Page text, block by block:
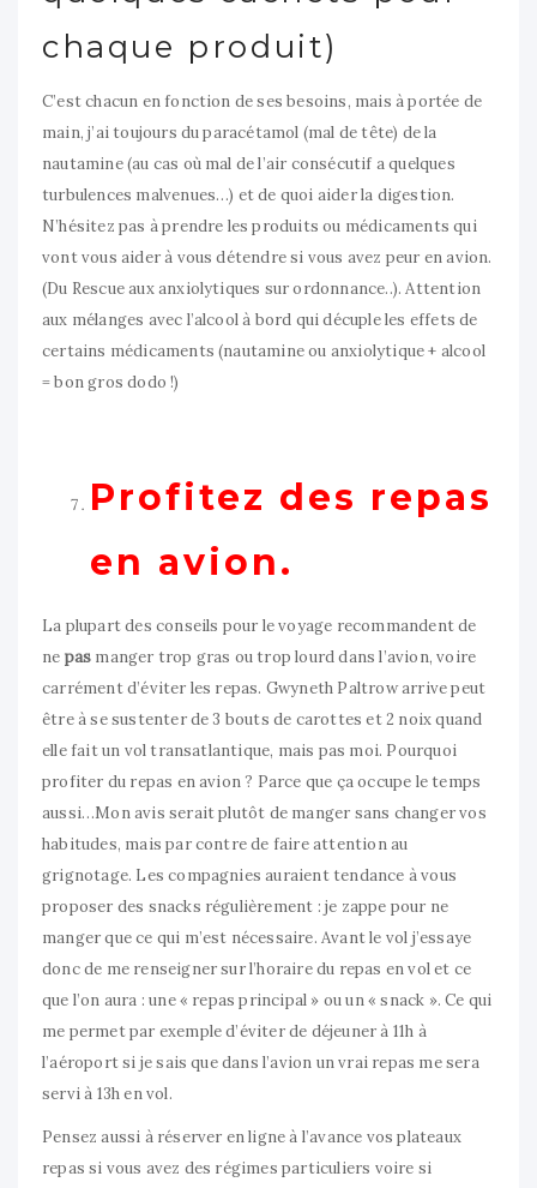
chaque produit)
C’est chacun en fonction de ses besoins, mais à portée de
main, j’ai toujours du paracétamol (mal de tête) de la
nautamine (au cas où mal de l’air consécutif a quelques
turbulences malvenues…) et de quoi aider la digestion.
N’hésitez pas à prendre les produits ou médicaments qui
vont vous aider à vous détendre si vous avez peur en avion.
(Du Rescue aux anxiolytiques sur ordonnance..). Attention
aux mélanges avec l’alcool à bord qui décuple les effets de
certains médicaments (nautamine ou anxiolytique + alcool
= bon gros dodo !)
Profitez des repas
en avion.
La plupart des conseils pour le voyage recommandent de
ne pas manger trop gras ou trop lourd dans l’avion, voire
carrément d’éviter les repas. Gwyneth Paltrow arrive peut
être à se sustenter de 3 bouts de carottes et 2 noix quand
elle fait un vol transatlantique, mais pas moi. Pourquoi
profiter du repas en avion ? Parce que ça occupe le temps
aussi…Mon avis serait plutôt de manger sans changer vos
habitudes, mais par contre de faire attention au
grignotage. Les compagnies auraient tendance à vous
proposer des snacks régulièrement : je zappe pour ne
manger que ce qui m’est nécessaire. Avant le vol j’essaye
donc de me renseigner sur l’horaire du repas en vol et ce
que l’on aura : une « repas principal » ou un « snack ». Ce qui
me permet par exemple d’éviter de déjeuner à 11h à
l’aéroport si je sais que dans l’avion un vrai repas me sera
servi à 13h en vol.
Pensez aussi à réserver en ligne à l’avance vos plateaux
repas si vous avez des régimes particuliers voire si